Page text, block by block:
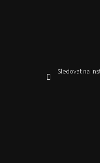
Sledovat na